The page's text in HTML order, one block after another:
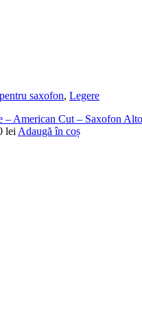
saxofon, Legere
– American Cut – Saxofon
lei Adaugă în coș